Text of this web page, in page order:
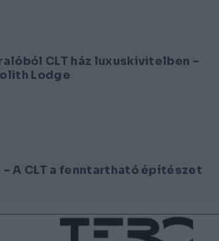
CLT ház luxuskivitelben –
Lodge
A CLT a fenntartható építészet